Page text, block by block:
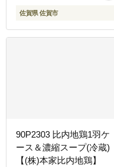
佐賀県 佐賀市
90P2303 比内地鶏1羽ケ
ース＆濃縮スープ(冷蔵)
【(株)本家比内地鶏】